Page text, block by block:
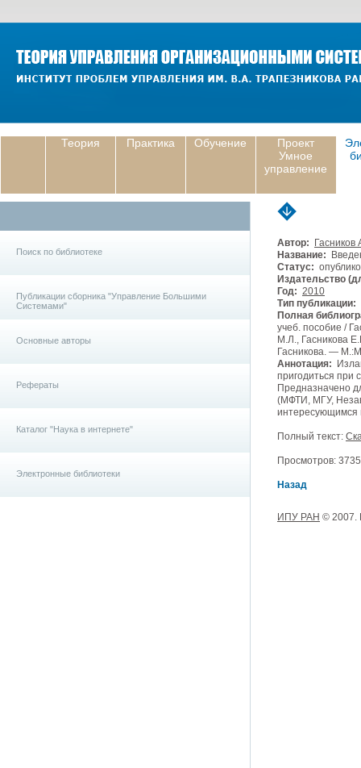
Теория Практика Обучение
Проект
Умное
управление
Поиск по библиотеке
Публикации сборника "Управление Большими
Системами"
Основные авторы
Рефераты
Каталог "Наука в интернете"
Электронные библиотеки
Автор:
Гасников
Название:
Статус:
Издательство
Год: 2010
Тип публикации:
Полная
учеб. пособие /
М.Л., Гасникова
Гасникова. —
Аннотация:
пригодиться при
Предназначено
(МФТИ, МГУ,
интересующимся
Полный текст:
Просмотров:
Назад
ИПУ РАН © 2007.